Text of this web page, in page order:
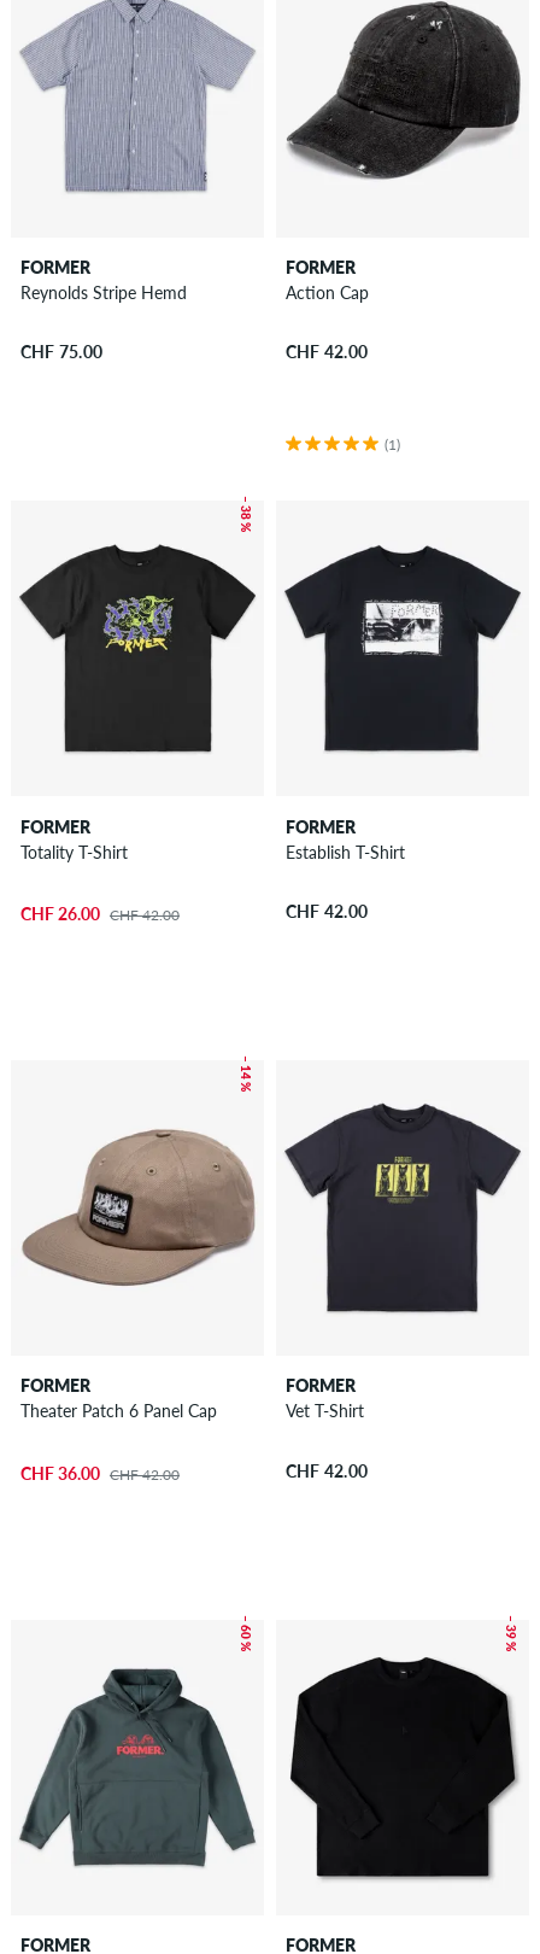
FORMER
Reynolds Stripe Hemd
CHF 75.00
FORMER
Action Cap
CHF 42.00
(1)
– 38 %
FORMER
Totality T-Shirt
CHF 26.00 CHF 42.00
FORMER
Establish T-Shirt
CHF 42.00
– 14 %
FORMER
Theater Patch 6 Panel Cap
CHF 36.00 CHF 42.00
FORMER
Vet T-Shirt
CHF 42.00
– 60 %
FORMER
– 39 %
FORMER